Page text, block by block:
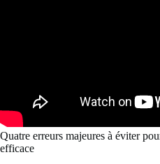
Quatre erreurs majeures à éviter
efficace